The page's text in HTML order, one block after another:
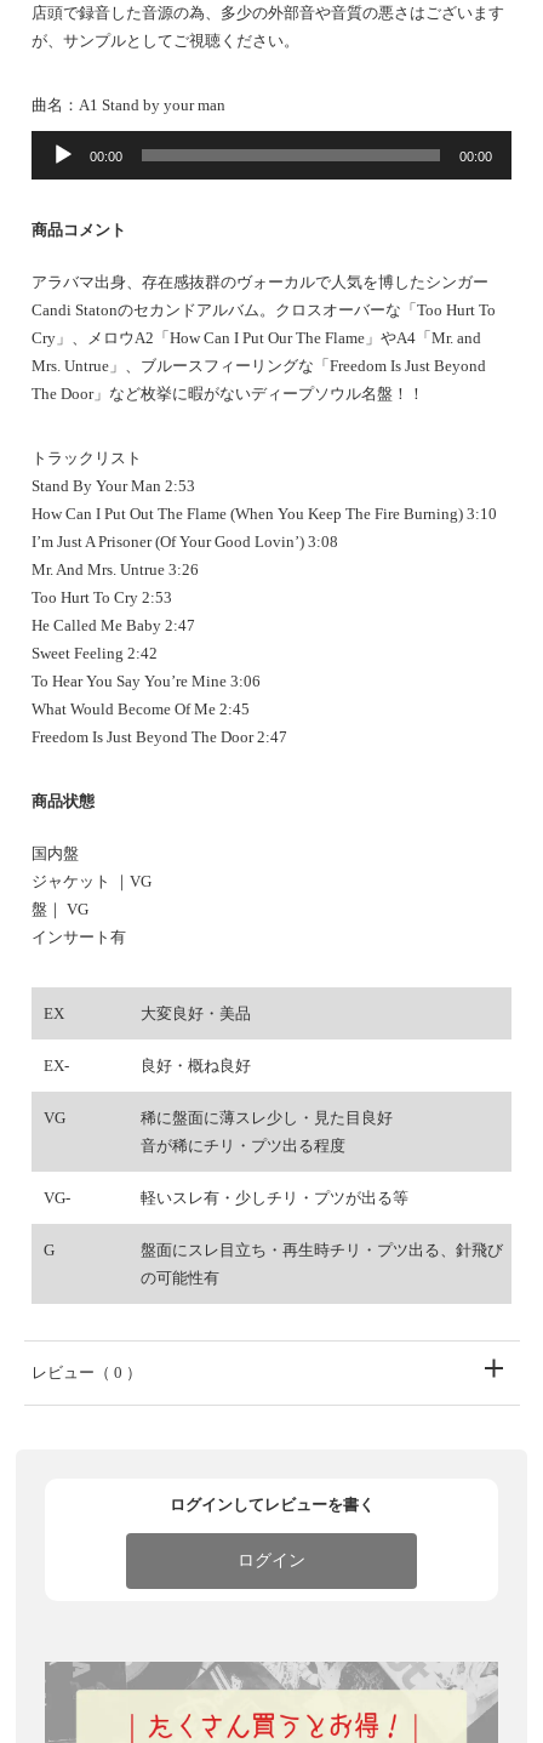
店頭で録音した音源の為、多少の外部音や音質の悪さはございます
が、サンプルとしてご視聴ください。
曲名： A1 Stand by your man
音
ー
00:00 00:00
商品コメント
アラバマ出身、存在感抜群のヴォーカルで人気を博したシンガー
Candi Statonのセカンドアルバム。クロスオーバーな「Too Hurt To
Cry」、メロウA2「How Can I Put Our The Flame」やA4「Mr. and
Mrs. Untrue」、ブルースフィーリングな「Freedom Is Just Beyond
The Door」など枚挙に暇がないディープソウル名盤！！
トラックリスト
Stand By Your Man 2:53
How Can I Put Out The Flame (When You Keep The Fire Burning) 3:10
I’m Just A Prisoner (Of Your Good Lovin’) 3:08
Mr. And Mrs. Untrue 3:26
Too Hurt To Cry 2:53
He Called Me Baby 2:47
Sweet Feeling 2:42
To Hear You Say You’re Mine 3:06
What Would Become Of Me 2:45
Freedom Is Just Beyond The Door 2:47
商品状態
国内盤
ジャケット ｜VG
盤｜ VG
インサート有
EX 大変良好・美品
EX- 良好・概ね良好
VG
稀に盤面に薄スレ少し・見た目良好
音が稀にチリ・プツ出る程度
VG- 軽いスレ有・少しチリ・プツが出る等
G
盤面にスレ目立ち・再生時チリ・プツ出る、針飛び
の可能性有
レビュー （ 0 ）
ログインしてレビューを書く
ログイン